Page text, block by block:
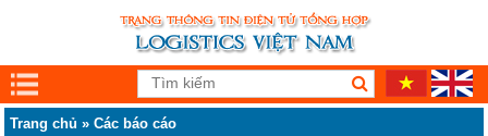
Trang chủ »Các báo cáo